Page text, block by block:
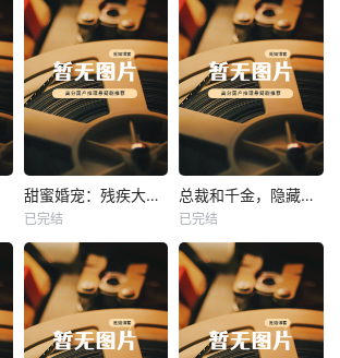
热播
未知
甜蜜婚宠：残疾大佬夜夜撩
已完结
热播
未知
总裁和千金，隐藏身份闪婚了
已完结